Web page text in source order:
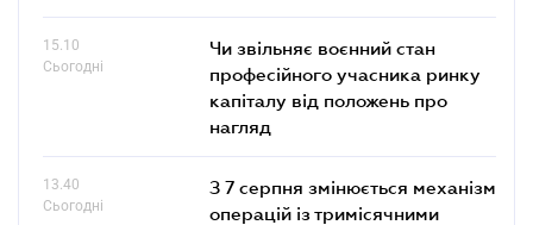
15.10
Сьогодні
Чи звільняє воєнний стан
професійного учасника ринку
капіталу від положень про
нагляд
13.40
Сьогодні
З 7 серпня змінюється механізм
операцій із тримісячними